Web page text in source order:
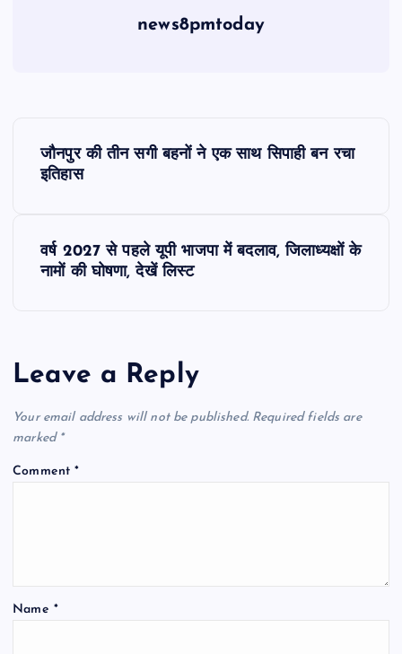
news8pmtoday
a
v
i
i
जौनपुर की तीन सगी बहनों ने एक साथ सिपाही बन रचा
इतिहास
वर्ष 2027 से पहले यूपी भाजपा में बदलाव, जिलाध्यक्षों के
नामों की घोषणा, देखें लिस्ट
Leave a Reply
Your email address will not be published. Required fields are
marked *
Comment*
Name *